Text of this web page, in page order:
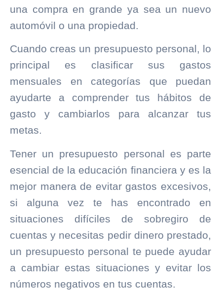
una compra en grande ya sea un nuevo
automóvil o una propiedad.
Cuando creas un presupuesto personal, lo
principal es clasificar sus gastos
mensuales en categorías que puedan
ayudarte a comprender tus hábitos de
gasto y cambiarlos para alcanzar tus
metas.
Tener un presupuesto personal es parte
esencial de la educación financiera y es la
mejor manera de evitar gastos excesivos,
si alguna vez te has encontrado en
situaciones difíciles de sobregiro de
cuentas y necesitas pedir dinero prestado,
un presupuesto personal te puede ayudar
a cambiar estas situaciones y evitar los
números negativos en tus cuentas.